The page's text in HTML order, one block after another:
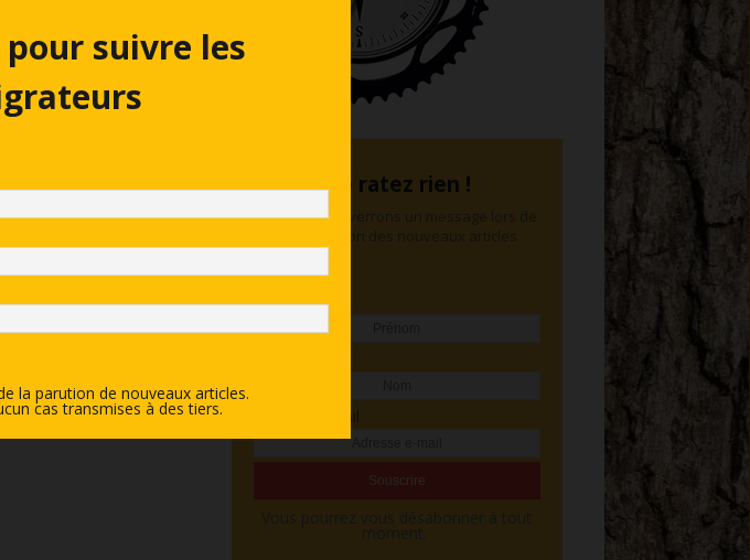
Ne ratez rien !
Nous vous enverrons un message lors de
Prénom
suivre les
la parution de nouveaux articles.
cas transmises à des tiers.